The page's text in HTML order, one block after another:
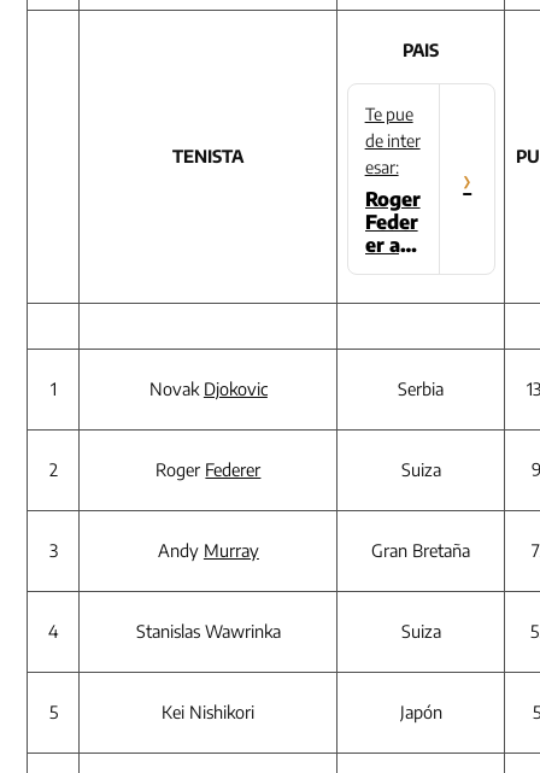
TENISTA
PAIS
Te pue
de inter
esar:
Roger
Feder
er agi
rarse
camp
eón d
erto d
tralia
›
1 Novak Djokovic Serbia
2 Roger Federer Suiza
3 Andy Murray Gran Bretaña
4 Stanislas Wawrinka Suiza
5 Kei Nishikori Japón